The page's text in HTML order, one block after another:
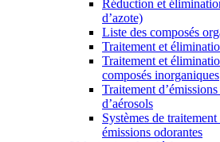
Réduction et
d’azote)
Liste des composés
Traitement et
Traitement et
composés inorganiques
Traitement
d’aérosols
Systèmes de
émissions odorantes